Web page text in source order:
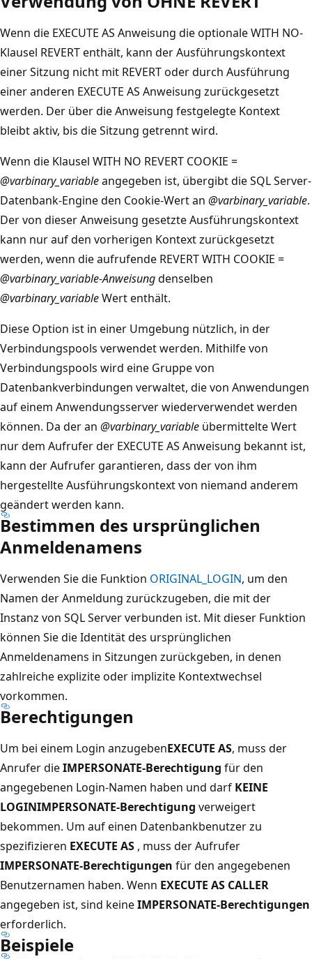
Wenn die EXECUTE AS Anweisung die optionale WITH NO-
Klausel REVERT enthält, kann der Ausführungskontext
einer Sitzung nicht mit REVERT oder durch Ausführung
einer anderen EXECUTE AS Anweisung zurückgesetzt
werden. Der über die Anweisung festgelegte Kontext
bleibt aktiv, bis die Sitzung getrennt wird.
Wenn die Klausel WITH NO REVERT COOKIE =
@varbinary_variableangegeben ist, übergibt die SQL Server-
Datenbank-Engine den Cookie-Wert an @varbinary_variable.
Der von dieser Anweisung gesetzte Ausführungskontext
kann nur auf den vorherigen Kontext zurückgesetzt
werden, wenn die aufrufende REVERT WITH COOKIE =
@varbinary_variable-Anweisungdenselben
@varbinary_variableWert enthält.
Diese Option ist in einer Umgebung nützlich, in der
Verbindungspools verwendet werden. Mithilfe von
Verbindungspools wird eine Gruppe von
Datenbankverbindungen verwaltet, die von Anwendungen
auf einem Anwendungsserver wiederverwendet werden
können. Da der an @varbinary_variable übermittelte Wert
nur dem Aufrufer der EXECUTE AS Anweisung bekannt ist,
kann der Aufrufer garantieren, dass der von ihm
hergestellte Ausführungskontext von niemand anderem
geändert werden kann.
Bestimmen des ursprünglichen
Anmeldenamens
Verwenden Sie die Funktion ORIGINAL_LOGIN, um den
Namen der Anmeldung zurückzugeben, die mit der
Instanz von SQL Server verbunden ist. Mit dieser Funktion
können Sie die Identität des ursprünglichen
Anmeldenamens in Sitzungen zurückgeben, in denen
zahlreiche explizite oder implizite Kontextwechsel
vorkommen.
Berechtigungen
Um bei einem Login anzugebenEXECUTE AS, muss der
Anrufer dieIMPERSONATE-Berechtigung für den
angegebenen Login-Namen haben und darf KEINE
LOGINIMPERSONATE-Berechtigung verweigert
bekommen. Um auf einen Datenbankbenutzer zu
spezifizieren EXECUTE AS , muss der Aufrufer
IMPERSONATE-Berechtigungen für den angegebenen
Benutzernamen haben. Wenn EXECUTE AS CALLER
angegeben ist, sind keineIMPERSONATE-Berechtigungen
erforderlich.
Beispiele